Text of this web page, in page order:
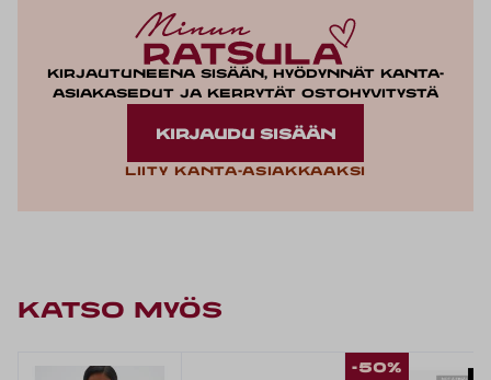
Kirjautuneena sisään, hyödynnät kanta-
asiakasedut ja kerrytät ostohyvitystä
KIRJAUDU SISÄÄN
Liity kanta-asiakkaaksi
KATSO MYÖS
-50%